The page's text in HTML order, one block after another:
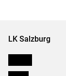
LK Salzburg